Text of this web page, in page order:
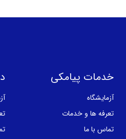
خدمات پیامکی
آزمایشگاه
تعرفه ها و خدمات
تماس با ما